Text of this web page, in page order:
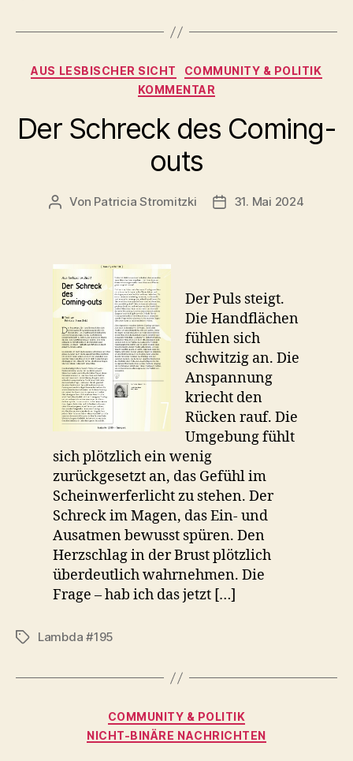
Kategorien
AUS LESBISCHER SICHT
COMMUNITY & POLITIK
KOMMENTAR
Der Schreck des Coming-
outs
Beitragsautor
Von Patricia Stromitzki Beitragsdatum
31. Mai 2024
Der Puls steigt.
Die Handflächen
fühlen sich
schwitzig an. Die
Anspannung
kriecht den
Rücken rauf. Die
Umgebung fühlt
sich plötzlich ein wenig
zurückgesetzt an, das Gefühl im
Scheinwerferlicht zu stehen. Der
Schreck im Magen, das Ein- und
Ausatmen bewusst spüren. Den
Herzschlag in der Brust plötzlich
überdeutlich wahrnehmen. Die
Frage – hab ich das jetzt […]
Schlagwörter
Lambda #195
Kategorien
COMMUNITY & POLITIK
NICHT-BINÄRE NACHRICHTEN